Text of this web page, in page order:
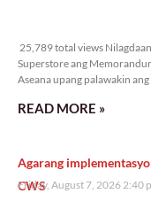
25,789 total views
Superstore ang
Aseana upang palawakin
READ MORE »
Agarang
CWS
Friday, August 7, 2026 2:40